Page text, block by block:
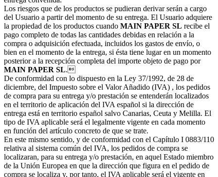
Los riesgos que de los productos se pudieran derivar serán a cargo
del Usuario a partir del momento de su entrega. El Usuario adquiere
la propiedad de los productos cuando MAIN PAPER SL recibe el
pago completo de todas las cantidades debidas en relación a la
compra o adquisición efectuada, incluidos los gastos de envío, o
bien en el momento de la entrega, si ésta tiene lugar en un momento
posterior a la recepción completa del importe objeto de pago por
MAIN PAPER SL.
De conformidad con lo dispuesto en la Ley 37/1992, de 28 de
diciembre, del Impuesto sobre el Valor Añadido (IVA) , los pedidos
de compra para su entrega y/o prestación se entenderán localizados
en el territorio de aplicación del IVA español si la dirección de
entrega está en territorio español salvo Canarias, Ceuta y Melilla. El
tipo de IVA aplicable será el legalmente vigente en cada momento
en función del artículo concreto de que se trate.
En este mismo sentido, y de conformidad con el Capítulo I 0883/110
relativa al sistema común del IVA, los pedidos de compra se
localizaran, para su entrega y/o prestación, en aquel Estado miembro
de la Unión Europea en que la dirección que figura en el pedido de
compra se localiza y, por tanto, el IVA aplicable será el vigente en